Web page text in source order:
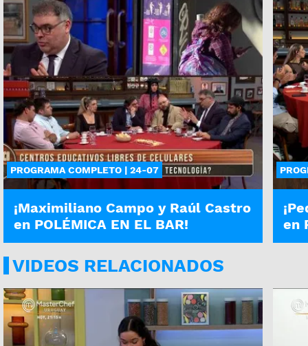
PROGRAMA COMPLETO | 24-07
¡Maximiliano Campo y Raúl Castro
en POLÉMICA EN EL BAR!
en
VIDEOS RELACIONADOS